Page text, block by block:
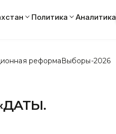
Политика Аналитика
реформаВыборы-2026